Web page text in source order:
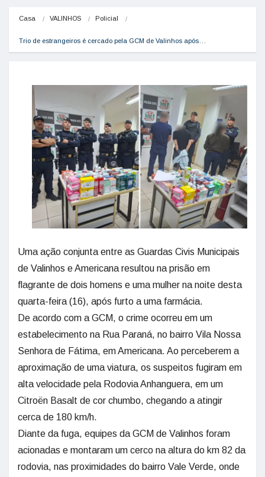
Casa VALINHOS Policial
Trio de estrangeiros é cercado pela GCM de Valinhos após…
Uma ação conjunta entre as Guardas Civis Municipais
de Valinhos e Americana resultou na prisão em
flagrante de dois homens e uma mulher na noite desta
quarta-feira (16), após furto a uma farmácia.
De acordo com a GCM, o crime ocorreu em um
estabelecimento na Rua Paraná, no bairro Vila Nossa
Senhora de Fátima, em Americana. Ao perceberem a
aproximação de uma viatura, os suspeitos fugiram em
alta velocidade pela Rodovia Anhanguera, em um
Citroën Basalt de cor chumbo, chegando a atingir
cerca de 180 km/h.
Diante da fuga, equipes da GCM de Valinhos foram
acionadas e montaram um cerco na altura do km 82 da
rodovia, nas proximidades do bairro Vale Verde, onde